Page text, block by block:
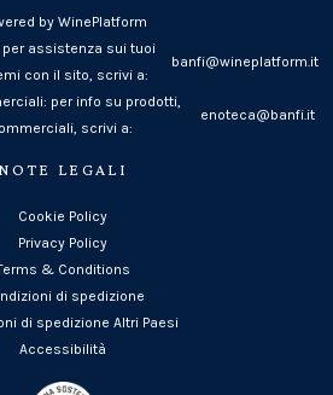
by WinePlatform
per assistenza sui tuoi
con il sito, scrivi a:
banfi@wineplatform.it
per info su prodotti,
scrivi a:
enoteca@banfi.it
NOTE LEGALI
Cookie Policy
Privacy Policy
& Conditions
di spedizione
di spedizione Altri Paesi
Accessibilità